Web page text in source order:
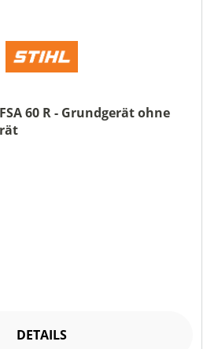
60 R - Grundgerät ohne
DETAILS